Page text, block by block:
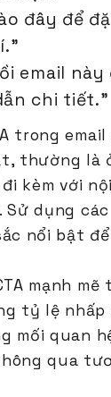
đây để
email này
chi tiết.”
trong
thường là
kèm với
Sử dụng
nổi bật
mạnh mẽ
tỷ lệ nhấp
mối quan
qua